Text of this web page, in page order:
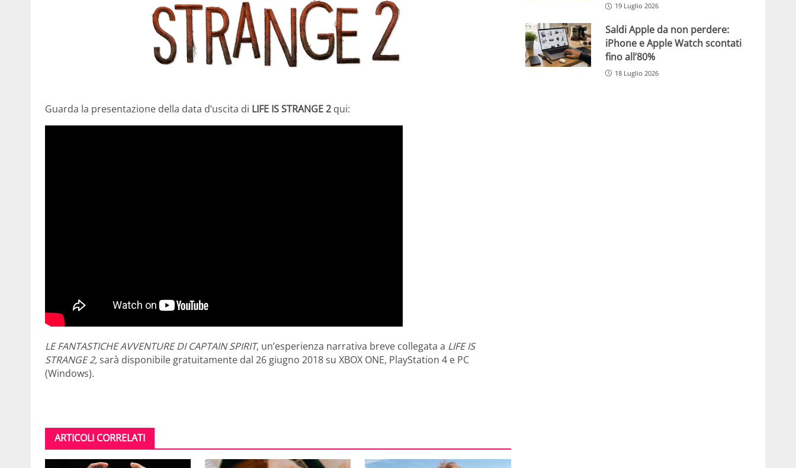
Guarda la presentazione della data d’uscita di LIFE IS STRANGE 2 qui:
LE FANTASTICHE AVVENTURE DI CAPTAIN SPIRIT, un’esperienza narrativa breve collegata a LIFE IS
STRANGE 2,sarà disponibile gratuitamente dal 26 giugno 2018 su XBOX ONE, PlayStation 4 e PC
(Windows).
ARTICOLI CORRELATI
19 Luglio 2026
Saldi Apple da non perdere:
iPhone e Apple Watch scontati
fino all’80%
18 Luglio 2026